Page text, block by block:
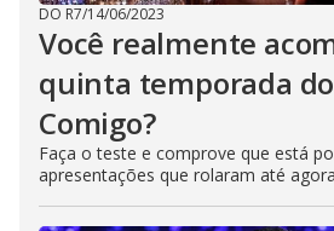
DO R7/14/06/2023
Você realmente
quinta temporada
Comigo?
Faça o teste e comprove que está
apresentações que rolaram até